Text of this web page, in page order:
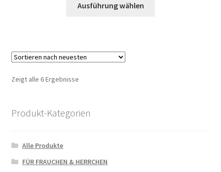
Ausführung wählen
Zeigt alle 6 Ergebnisse
Produkt-Kategorien
Alle Produkte
FÜR FRAUCHEN & HERRCHEN